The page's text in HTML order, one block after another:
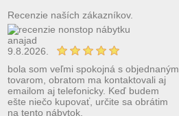
Recenzie naších zákazníkov.
anajad
9.8.2026.
bola som veľmi spokojná s objednaným
tovarom, obratom ma kontaktovali aj
emailom aj telefonicky. Keď budem
ešte niečo kupovať, určite sa obrátim
na tento nábytok.